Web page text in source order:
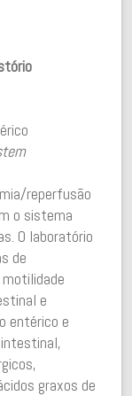
reperfusão
o sistema
O laboratório
de
e
entérico e
graxos de